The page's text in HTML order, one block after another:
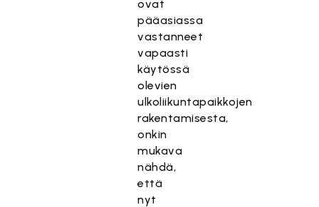
ovat
pääasiassa
vastanneet
vapaasti
käytössä
olevien
ulkoliikuntapaikkojen
rakentamisesta,
onkin
mukava
nähdä,
että
nyt